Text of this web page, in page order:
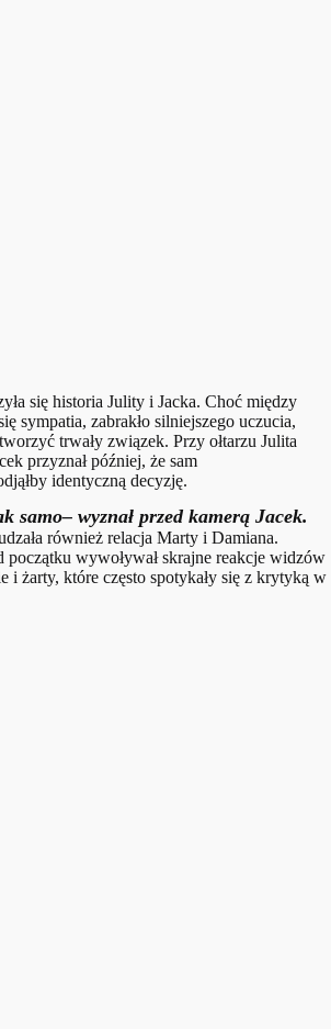
się historia Julity i Jacka. Choć między
sympatia, zabrakło silniejszego uczucia,
trwały związek. Przy ołtarzu Julita
przyznał później, że sam
identyczną decyzję.
samo– wyznał przed kamerą Jacek.
również relacja Marty i Damiana.
początku wywoływał skrajne reakcje widzów
i żarty, które często spotykały się z krytyką w